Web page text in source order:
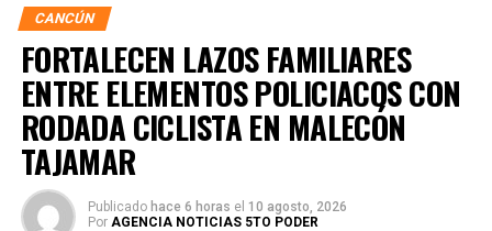
CANCÚN
FORTALECEN LAZOS FAMILIARES
ENTRE ELEMENTOS POLICIACOS CON
RODADA CICLISTA EN MALECÓN
TAJAMAR
Publicado hace 6 horas el 10 agosto, 2026
Por AGENCIA NOTICIAS 5TO PODER